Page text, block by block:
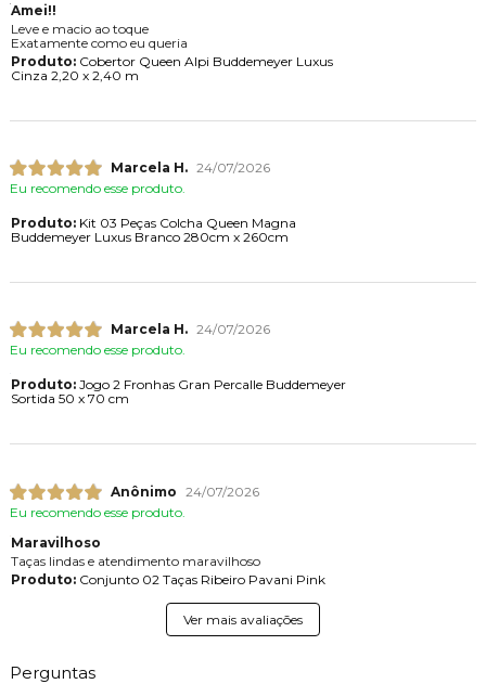
Amei!!
Leve e macio ao toque
Exatamente como eu queria
Produto:Cobertor Queen Alpi Buddemeyer Luxus
Cinza 2,20 x 2,40 m
Marcela H. 24/07/2026
Eu recomendo esse produto.
Produto:Kit 03 Peças Colcha Queen Magna
Buddemeyer Luxus Branco 280cm x 260cm
Marcela H. 24/07/2026
Eu recomendo esse produto.
Produto:Jogo 2 Fronhas Gran Percalle Buddemeyer
Sortida 50 x 70 cm
Anônimo 24/07/2026
Eu recomendo esse produto.
Maravilhoso
Taças lindas e atendimento maravilhoso
Produto:Conjunto 02 Taças Ribeiro Pavani Pink
Ver mais avaliações
Perguntas